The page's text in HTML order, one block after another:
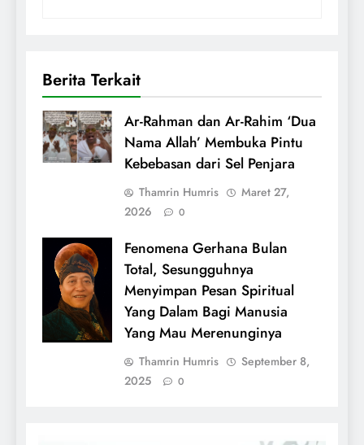
Berita Terkait
Ar-Rahman dan Ar-Rahim ‘Dua
Nama Allah’ Membuka Pintu
Kebebasan dari Sel Penjara
Thamrin Humris
Maret 27,
2026
0
Fenomena Gerhana Bulan
Total, Sesungguhnya
Menyimpan Pesan Spiritual
Yang Dalam Bagi Manusia
Yang Mau Merenunginya
Thamrin Humris
September 8,
2025
0